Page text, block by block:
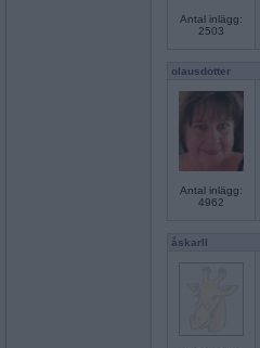
Antal inlägg:
2503
olausdotter
Antal inlägg:
4962
åskarll